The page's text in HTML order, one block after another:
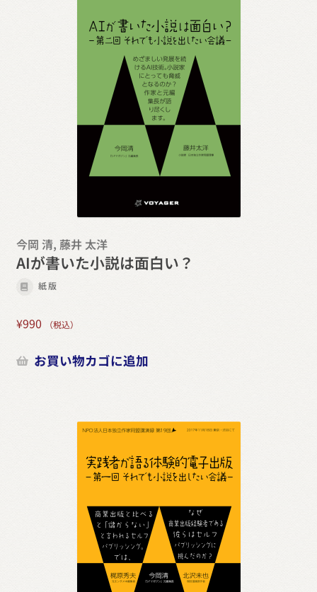
今岡 清, 藤井 太洋
AIが書いた小説は面白い？
紙版
¥990 （税込）
お買い物カゴに追加